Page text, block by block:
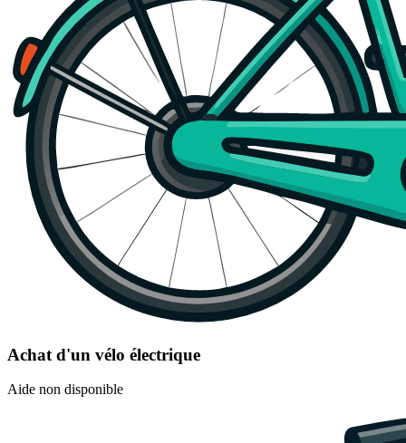
Achat d'un vélo électrique
Aide non disponible